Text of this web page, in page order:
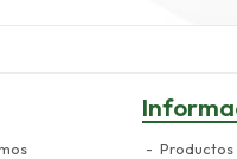
Productos